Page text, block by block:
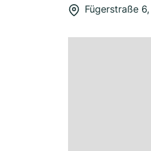
Fügerstraße